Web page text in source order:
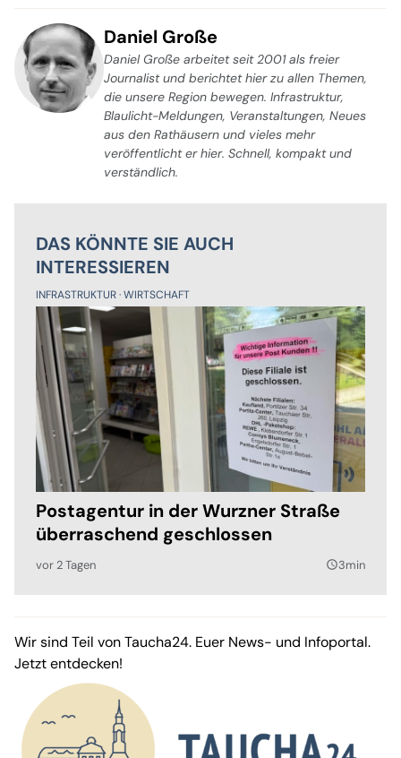
Daniel Große
Daniel Große arbeitet seit 2001 als freier
Journalist und berichtet hier zu allen Themen,
die unsere Region bewegen. Infrastruktur,
Blaulicht-Meldungen, Veranstaltungen, Neues
aus den Rathäusern und vieles mehr
veröffentlicht er hier. Schnell, kompakt und
verständlich.
DAS KÖNNTE SIE AUCH
INTERESSIEREN
INFRASTRUKTUR WIRTSCHAFT
Postagentur in der Wurzner Straße
überraschend geschlossen
vor 2 Tagen query_builder3min
Wir sind Teil von Taucha24. Euer News- und Infoportal.
Jetzt entdecken!